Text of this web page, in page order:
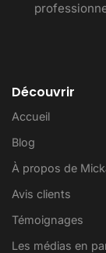
Découvrir
Accueil
Blog
À propos de
Avis clients
Témoignages
Les médias en